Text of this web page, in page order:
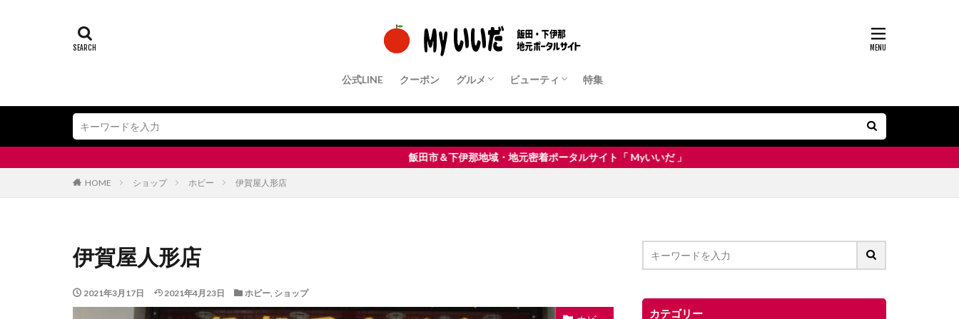
公式LINE クーポン グルメ
クーポン店舗
パン・モーニング
ランチ
中華・ラーメン
和食・定食屋
洋食
フレンチ・イタリアンなど
居酒屋・Bar
すきやき・しゃぶしゃぶ・鉄板焼き
焼肉
ピザ・パスタ
カフェ・スイーツ
その他
ビューティ
クーポン店舗
ヘアサロン
ネイル・まつ毛サロン
エステサロン
脱毛サロン
整体・リラクゼーション
特集
飯田市＆下伊那地域・地元密着ポータルサイト「 Myいいだ 」
HOME ショップ ホビー 伊賀屋人形店
伊賀屋人形店
2021年3月17日 2021年4月23日 ホビー, ショップ
カテゴリー